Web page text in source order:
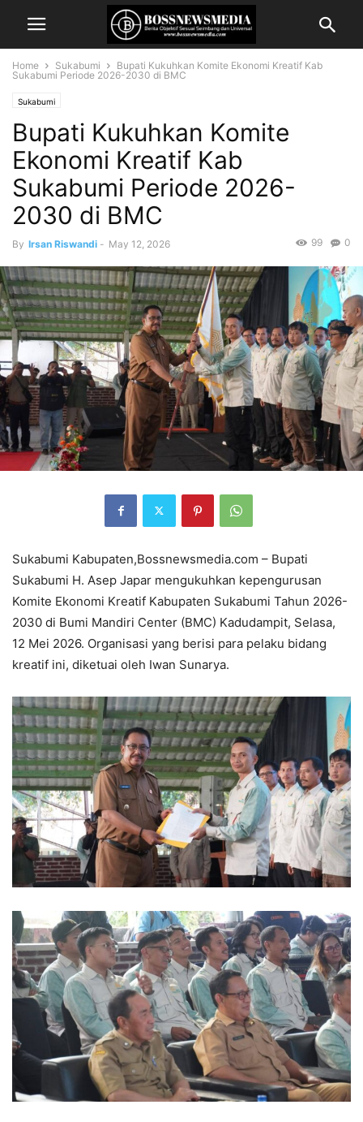
Home Sukabumi
Bupati Kukuhkan Komite Ekonomi Kreatif Kab
Sukabumi Periode 2026-2030 di BMC
Sukabumi
Bupati Kukuhkan Komite
Ekonomi Kreatif Kab
Sukabumi Periode 2026-
2030 di BMC
By Irsan Riswandi - May 12, 2026 0
99
Sukabumi Kabupaten,Bossnewsmedia.com – Bupati
Sukabumi H. Asep Japar mengukuhkan kepengurusan
Komite Ekonomi Kreatif Kabupaten Sukabumi Tahun 2026-
2030 di Bumi Mandiri Center (BMC) Kadudampit, Selasa,
12 Mei 2026. Organisasi yang berisi para pelaku bidang
kreatif ini, diketuai oleh Iwan Sunarya.